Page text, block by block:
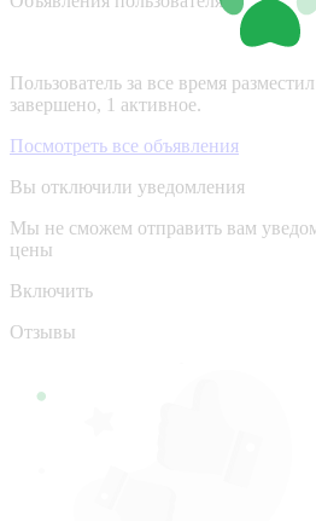
Пользователь за все время
завершено, 1 активное.
Посмотреть все объявления
Вы отключили уведомления
Мы не сможем отправить вам
цены
Включить
Отзывы